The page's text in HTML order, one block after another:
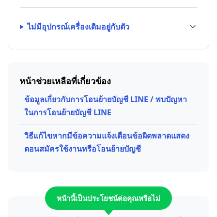
ไม่มีอุปกรณ์เครื่องเดิมอยู่กับตัว
หน้าช่วยเหลือที่เกี่ยวข้อง
ข้อมูลเกี่ยวกับการโอนย้ายบัญชี LINE / พบปัญหา
ในการโอนย้ายบัญชี LINE
วิธีแก้ไขหากมีข้อความแจ้งเตือนข้อผิดพลาดแสดง
ตอนสมัครใช้งานหรือโอนย้ายบัญชี
หน้านี้เป็นประโยชน์ต่อคุณหรือไม่